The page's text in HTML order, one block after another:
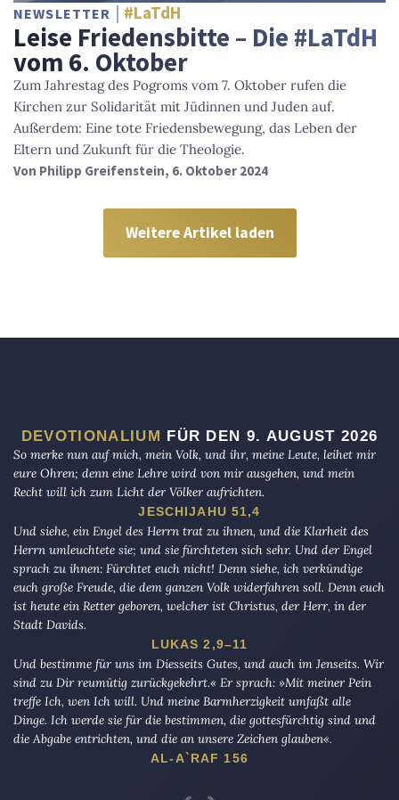
NEWSLETTER #LaTdH
Leise Friedensbitte – Die #LaTdH
vom 6. Oktober
Zum Jahrestag des Pogroms vom 7. Oktober rufen die
Kirchen zur Solidarität mit Jüdinnen und Juden auf.
Außerdem: Eine tote Friedensbewegung, das Leben der
Eltern und Zukunft für die Theologie.
Von Philipp Greifenstein, 6. Oktober 2024
Weitere Artikel laden
DEVOTIONALIUM
FÜR DEN 9. AUGUST 2026
So merke nun auf mich, mein Volk, und ihr, meine Leute, leihet mir
eure Ohren; denn eine Lehre wird von mir ausgehen, und mein
Recht will ich zum Licht der Völker aufrichten.
JESCHIJAHU 51,4
Und siehe, ein Engel des Herrn trat zu ihnen, und die Klarheit des
Herrn umleuchtete sie; und sie fürchteten sich sehr. Und der Engel
sprach zu ihnen: Fürchtet euch nicht! Denn siehe, ich verkündige
euch große Freude, die dem ganzen Volk widerfahren soll. Denn euch
ist heute ein Retter geboren, welcher ist Christus, der Herr, in der
Stadt Davids.
LUKAS 2,9–11
Und bestimme für uns im Diesseits Gutes, und auch im Jenseits. Wir
sind zu Dir reumütig zurückgekehrt.« Er sprach: »Mit meiner Pein
treffe Ich, wen Ich will. Und meine Barmherzigkeit umfaßt alle
Dinge. Ich werde sie für die bestimmen, die gottesfürchtig sind und
die Abgabe entrichten, und die an unsere Zeichen glauben«.
AL-A`RAF 156